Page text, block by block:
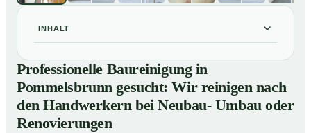
INHALT
01 Professionelle Baureinigung in Pommelsbrunn
gesucht: Wir reinigen nach den Handwerkern bei
Neubau- Umbau oder Renovierungen
02Baureinigung in Pommelsbrunn – Profis im Einsatz
Professionelle Baureinigung in
Pommelsbrunn gesucht: Wir reinigen nach
den Handwerkern bei Neubau- Umbau oder
Renovierungen